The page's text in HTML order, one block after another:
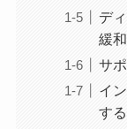
デ
緩和
サ
イ
する